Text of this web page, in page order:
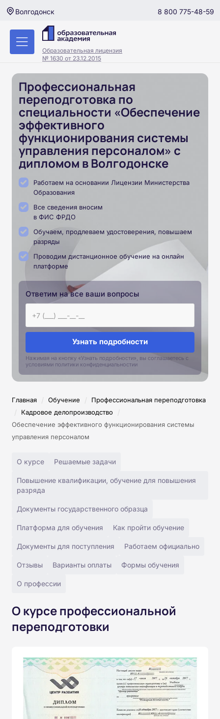
Волгодонск 8 800 775-48-59
Образовательная лицензия
№ 1630 от 23.12.2015
Профессиональная
переподготовка по
специальности «Обеспечение
эффективного
функционирования системы
управления персоналом» с
дипломом в Волгодонске
Работаем на основании Лицензии Министерства
Образования
Все сведения вносим
в ФИС ФРДО
Обучаем, продлеваем удостоверения, повышаем
разряды
Проводим дистанционное обучение на онлайн
платформе
Ответим на все ваши вопросы
Узнать подробности
Нажимая на кнопку «Узнать подробности», вы соглашаетесь с
условиями политики конфиденциальностии
Главная / Обучение / Профессиональная переподготовка
/ Кадровое делопроизводство /
Обеспечение эффективного функционирования системы
управления персоналом
О курсе Решаемые задачи
Повышение квалификации, обучение для повышения
разряда
Документы государственного образца
Платформа для обучения Как пройти обучение
Документы для поступления Работаем официально
Отзывы Варианты оплаты Формы обучения
О профессии
О курсе профессиональной
переподготовки